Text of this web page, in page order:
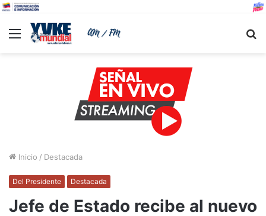
Menu
Inicio / Destacada
Del Presidente Destacada
Jefe de Estado recibe al nuevo